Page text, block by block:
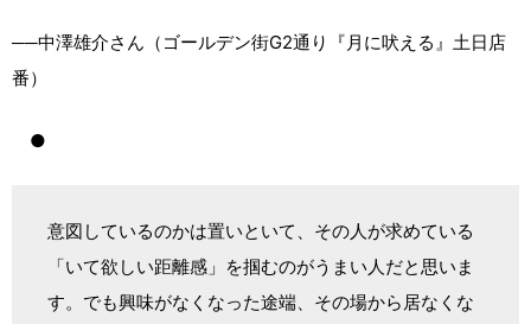
──中澤雄介さん（ゴールデン街G2通り『月に吠える』土日店
番）
●
意図しているのかは置いといて、その人が求めている
「いて欲しい距離感」を掴むのがうまい人だと思いま
す。でも興味がなくなった途端、その場から居なくな